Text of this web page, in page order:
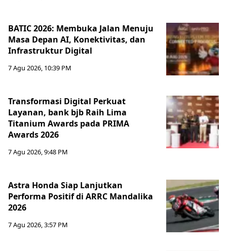
BATIC 2026: Membuka Jalan Menuju
Masa Depan AI, Konektivitas, dan
Infrastruktur Digital
7 Agu 2026, 10:39 PM
Transformasi Digital Perkuat
Layanan, bank bjb Raih Lima
Titanium Awards pada PRIMA
Awards 2026
7 Agu 2026, 9:48 PM
Astra Honda Siap Lanjutkan
Performa Positif di ARRC Mandalika
2026
7 Agu 2026, 3:57 PM